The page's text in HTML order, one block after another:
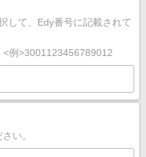
して、Edy番号に記載されて
例>3001123456789012
い。